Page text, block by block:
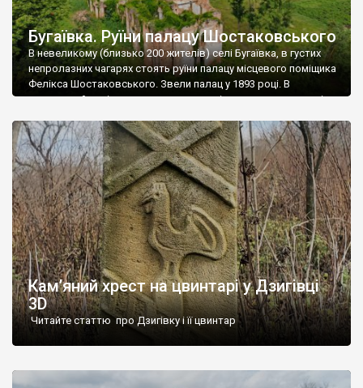
Бугаївка. Руїни палацу Шостаковського
В невеликому (близько 200 жителів) селі Бугаївка, в густих
непролазних чагарях стоять руїни палацу місцевого поміщика
Фелікса Шостаковського. Звели палац у 1893 році. В
радянський період у ньому спочатку містилася школа, потім
століття тут розмістили туберкульозну лікарню. Коли із
палацу виїхала лікарня – ми точно не […]
Кам’яний хрест на цвинтарі у Дзигівці
3D
Читайте статтю про Дзигівку і її цвинтар